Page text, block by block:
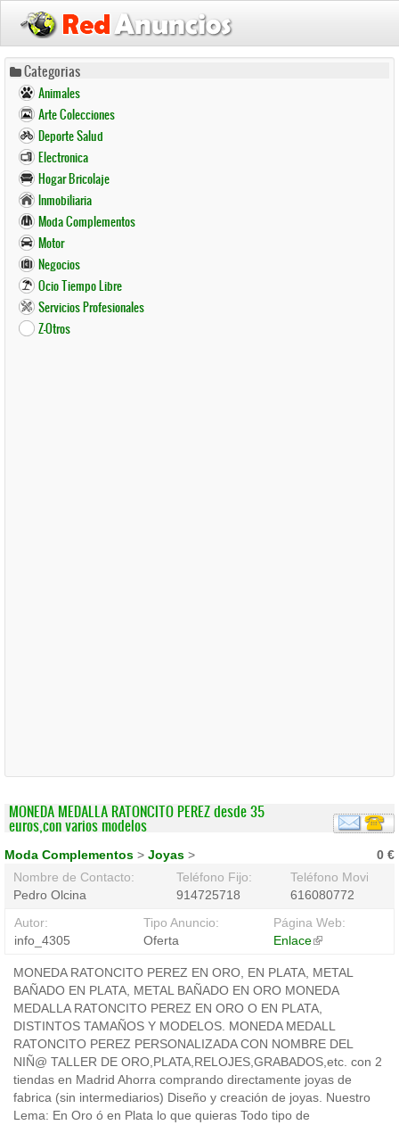
Pasar
contenido
principal
Categorias
Animales
Arte Colecciones
Deporte Salud
Electronica
Hogar Bricolaje
Inmobiliaria
Moda Complementos
Motor
Negocios
Ocio Tiempo Libre
Servicios Profesionales
Z-Otros
MONEDA MEDALLA RATONCITO PEREZ desde 35
euros,con varios modelos
0 €
Moda Complementos > Joyas >
Nombre de Contacto:
Pedro Olcina
Teléfono Fijo:
914725718
Teléfono Movil:
616080772
Autor:
info_4305
Tipo Anuncio:
Oferta
Página Web:
Enlace(link
external)
MONEDA RATONCITO PEREZ EN ORO, EN PLATA, METAL
BAÑADO EN PLATA, METAL BAÑADO EN ORO MONEDA
MEDALLA RATONCITO PEREZ EN ORO O EN PLATA,
DISTINTOS TAMAÑOS Y MODELOS. MONEDA MEDALL
RATONCITO PEREZ PERSONALIZADA CON NOMBRE DEL
NIÑ@ TALLER DE ORO,PLATA,RELOJES,GRABADOS,etc. con 2
tiendas en Madrid Ahorra comprando directamente joyas de
fabrica (sin intermediarios) Diseño y creación de joyas. Nuestro
Lema: En Oro ó en Plata lo que quieras Todo tipo de